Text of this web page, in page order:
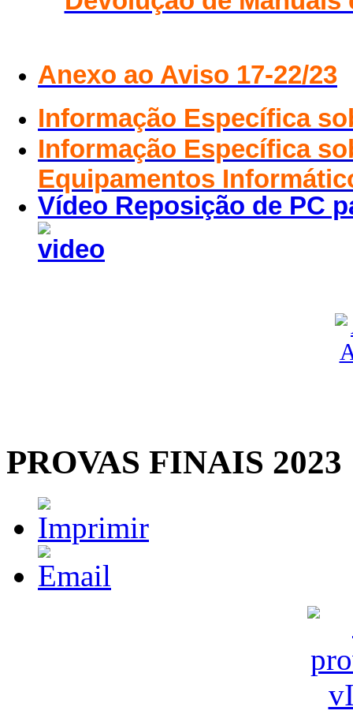
Anexo ao Aviso 17-22/23
Informação Específica
Informação Específica
Equipamentos
Vídeo Reposição de PC
PROVAS FINAIS 2023